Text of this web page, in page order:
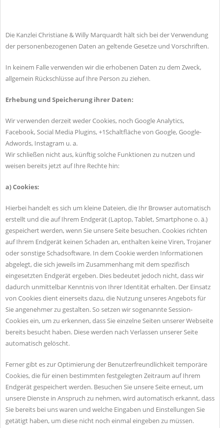
Die Kanzlei Christiane & Willy Marquardt hält sich bei der Verwendung
der personenbezogenen Daten an geltende Gesetze und Vorschriften.
In keinem Falle verwenden wir die erhobenen Daten zu dem Zweck,
allgemein Rückschlüsse auf Ihre Person zu ziehen.
Erhebung und Speicherung ihrer Daten:
Wir verwenden derzeit weder Cookies, noch Google Analytics,
Facebook, Social Media Plugins, +1Schaltfläche von Google, Google-
Adwords, Instagram u. a.
Wir schließen nicht aus, künftig solche Funktionen zu nutzen und
weisen bereits jetzt auf Ihre Rechte hin:
a) Cookies:
Hierbei handelt es sich um kleine Dateien, die Ihr Browser automatisch
erstellt und die auf Ihrem Endgerät (Laptop, Tablet, Smartphone o. ä.)
gespeichert werden, wenn Sie unsere Seite besuchen. Cookies richten
auf Ihrem Endgerät keinen Schaden an, enthalten keine Viren, Trojaner
oder sonstige Schadsoftware. In dem Cookie werden Informationen
abgelegt, die sich jeweils im Zusammenhang mit dem spezifisch
eingesetzten Endgerät ergeben. Dies bedeutet jedoch nicht, dass wir
dadurch unmittelbar Kenntnis von Ihrer Identität erhalten. Der Einsatz
von Cookies dient einerseits dazu, die Nutzung unseres Angebots für
Sie angenehmer zu gestalten. So setzen wir sogenannte Session-
Cookies ein, um zu erkennen, dass Sie einzelne Seiten unserer Webseite
bereits besucht haben. Diese werden nach Verlassen unserer Seite
automatisch gelöscht.
Ferner gibt es zur Optimierung der Benutzerfreundlichkeit temporäre
Cookies, die für einen bestimmten festgelegten Zeitraum auf Ihrem
Endgerät gespeichert werden. Besuchen Sie unsere Seite erneut, um
unsere Dienste in Anspruch zu nehmen, wird automatisch erkannt, dass
Sie bereits bei uns waren und welche Eingaben und Einstellungen Sie
getätigt haben, um diese nicht noch einmal eingeben zu müssen.